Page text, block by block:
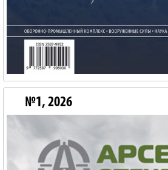
№1, 2026